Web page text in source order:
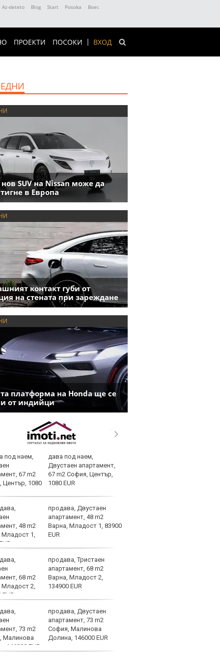
Az-deteto Blog Start Posoka
Boec
ВХОД
ПРОЕКТИ ПОСОКИ
SUV на Nissan може да
в Европа
контакт губи от
на стената при зареждане
платформа на Honda ще се
от индийци
дава под наем,
Двустаен апартамент,
67 m2 София, Център,
1080 EUR
продава, Двустаен
апартамент, 48 m2
Варна, Младост 1, 83900
EUR
продава, Тристаен
апартамент, 68 m2
Варна, Младост 2,
134900 EUR
продава, Двустаен
апартамент, 73 m2
София, Малинова
Долина, 146000 EUR